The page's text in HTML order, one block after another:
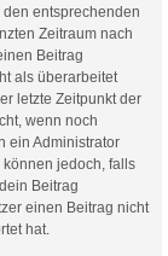
den entsprechenden
Zeitraum nach
Beitrag
als überarbeitet
letzte Zeitpunkt der
wenn noch
ein Administrator
jedoch, falls
Beitrag
einen Beitrag nicht
hat.